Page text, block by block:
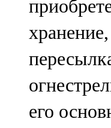
его